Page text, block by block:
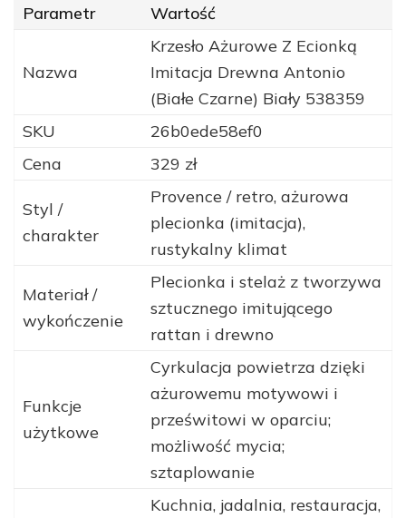
Parametr Wartość
Nazwa
Krzesło Ażurowe Z Ecionką
Imitacja Drewna Antonio
(Białe Czarne) Biały 538359
SKU
26b0ede58ef0
Cena
329 zł
Styl /
charakter
Provence / retro, ażurowa
plecionka (imitacja),
rustykalny klimat
Materiał /
wykończenie
Plecionka i stelaż z tworzywa
sztucznego imitującego
rattan i drewno
Funkcje
użytkowe
Cyrkulacja powietrza dzięki
ażurowemu motywowi i
prześwitowi w oparciu;
możliwość mycia;
sztaplowanie
Kuchnia, jadalnia, restauracja,